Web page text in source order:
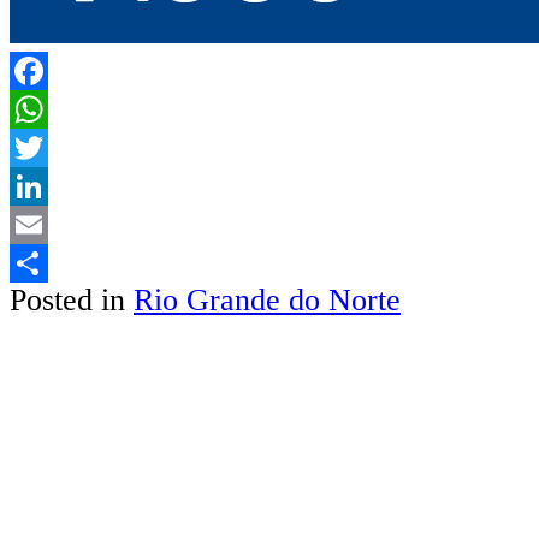
Facebook
WhatsApp
Twitter
LinkedIn
Email
Share
Posted in Rio Grande do Norte